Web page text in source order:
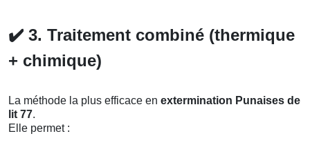
✔️ 3. Traitement combiné (thermique
+ chimique)
La méthode la plus efficace en extermination Punaises de
lit 77.
Elle permet :